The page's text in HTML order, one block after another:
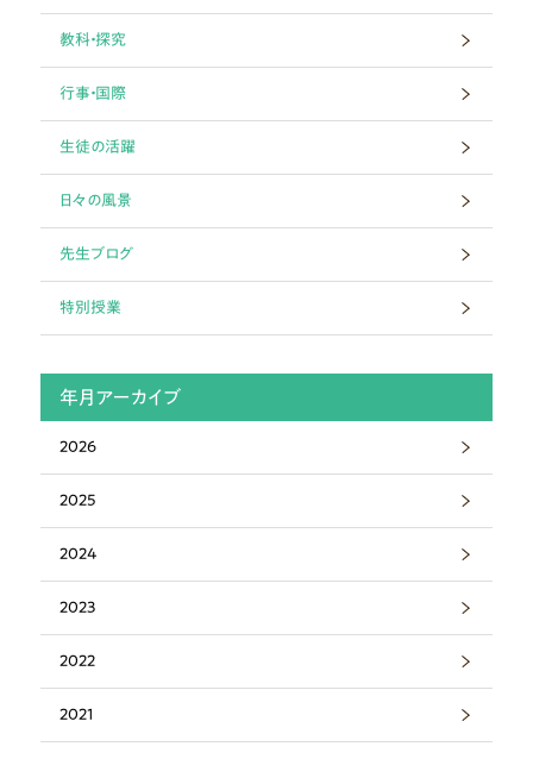
教科・探究
行事・国際
生徒の活躍
日々の風景
先生ブログ
特別授業
年月アーカイブ
2026
2025
2024
2023
2022
2021